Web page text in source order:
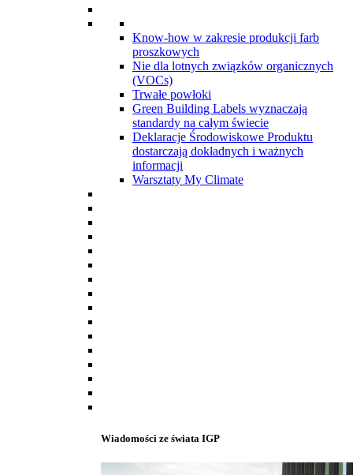
Know-how w zakresie produkcji farb
proszkowych
Nie dla lotnych związków organicznych
(VOCs)
Trwałe powłoki
Green Building Labels wyznaczają
standardy na całym świecie
Deklaracje Środowiskowe Produktu
dostarczają dokładnych i ważnych
informacji
Warsztaty My Climate
Wiadomości ze świata IGP